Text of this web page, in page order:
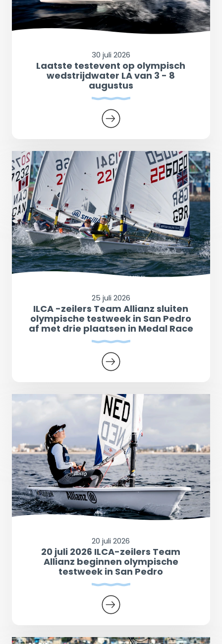
30 juli 2026
Laatste testevent op olympisch
wedstrijdwater LA van 3 - 8
augustus
25 juli 2026
ILCA -zeilers Team Allianz sluiten
olympische testweek in San Pedro
af met drie plaatsen in Medal Race
20 juli 2026
20 juli 2026 ILCA-zeilers Team
Allianz beginnen olympische
testweek in San Pedro